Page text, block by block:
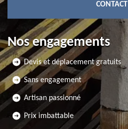
CONTACT
Nos engagements
Devis et déplacement gratuits
Sans engagement
Artisan passionné
Prix imbattable